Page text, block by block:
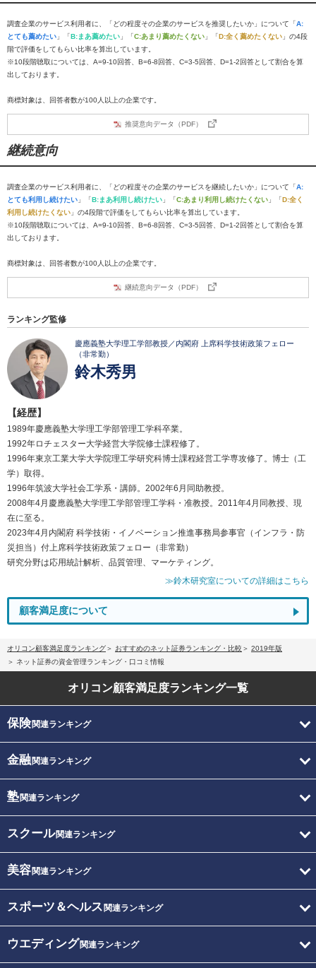
調査企業のサービス利用者に、「どの程度その企業のサービスを推奨したいか」について「A:
とても薦めたい 」「B:まあ薦めたい 」「C:あまり薦めたくない 」「D:全く薦めたくない 」の4段
階で評価をしてもらい比率を算出しています。
※10段階聴取については、A=9-10回答、B=6-8回答、C=3-5回答、D=1-2回答として割合を算
出しております。
商標対象は、回答者数が100人以上の企業です。
推奨意向データ（PDF）
継続意向
調査企業のサービス利用者に、「どの程度その企業のサービスを継続したいか」について「A:
とても利用し続けたい 」「B:まあ利用し続けたい 」「C:あまり利用し続けたくない 」「D:全く
利用し続けたくない 」の4段階で評価をしてもらい比率を算出しています。
※10段階聴取については、A=9-10回答、B=6-8回答、C=3-5回答、D=1-2回答として割合を算
出しております。
商標対象は、回答者数が100人以上の企業です。
継続意向データ（PDF）
ランキング監修
慶應義塾大学理工学部教授／内閣府 上席科学技術政策フェロー
（非常勤）
鈴木秀男
【経歴】
1989年慶應義塾大学理工学部管理工学科卒業。
1992年ロチェスター大学経営大学院修士課程修了。
1996年東京工業大学大学院理工学研究科博士課程経営工学専攻修了。博士（工
学）取得。
1996年筑波大学社会工学系・講師。2002年6月同助教授。
2008年4月慶應義塾大学理工学部管理工学科・准教授。2011年4月同教授、現
在に至る。
2023年4月内閣府 科学技術・イノベーション推進事務局参事官（インフラ・防
災担当）付上席科学技術政策フェロー（非常勤）
研究分野は応用統計解析、品質管理、マーケティング。
≫鈴木研究室についての詳細はこちら
顧客満足度について
オリコン顧客満足度ランキング おすすめのネット証券ランキング・比較
2019年版
ネット証券の資金管理ランキング・口コミ情報
オリコン顧客満足度ランキング一覧
保険関連ランキング
金融関連ランキング
塾関連ランキング
スクール関連ランキング
美容関連ランキング
スポーツ＆ヘルス 関連ランキング
ウエディング関連ランキング